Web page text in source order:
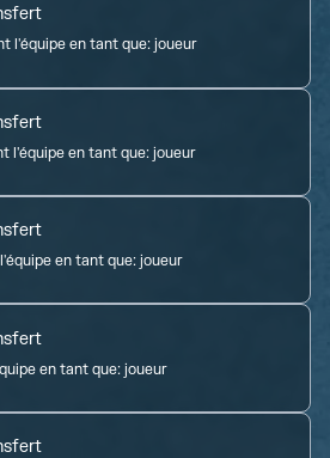
l'équipe en tant que:joueur
l'équipe en tant que:joueur
en tant que:joueur
en tant que:joueur